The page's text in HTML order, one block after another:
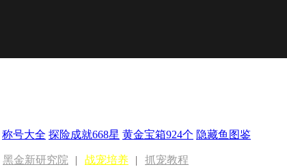
称号大全 探险成就668星 黄金宝箱924个 隐藏鱼图鉴
黑金新研究院 | 战宠培养 | 抓宠教程